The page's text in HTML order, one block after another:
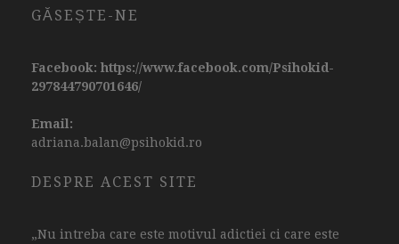
GĂSEȘTE-NE
Facebook: https://www.facebook.com/Psihokid-
297844790701646/
Email:
adriana.balan@psihokid.ro
DESPRE ACEST SITE
„Nu intreba care este motivul adictiei ci care este